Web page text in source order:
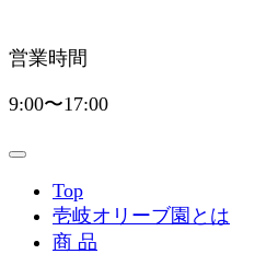
営業時間
9:00〜17:00
Top
壱岐オリーブ園とは
商 品